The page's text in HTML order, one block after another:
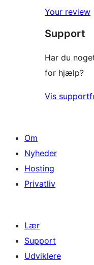
Your review
Support
Har du
for hjælp?
Vis
Om
Nyheder
Hosting
Privatliv
Lær
Support
Udviklere